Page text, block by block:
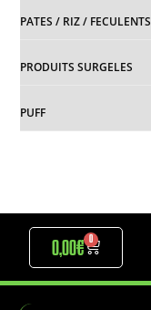
PATES / RIZ / FECULENTS
PRODUITS SURGELES
PUFF
0,00€ 0